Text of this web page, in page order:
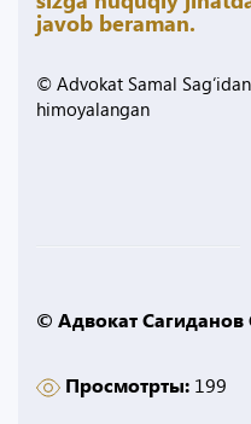
javob beraman.
© Advokat Samal
himoyalangan
© Адвокат Сагиданов
Просмотрты: 199